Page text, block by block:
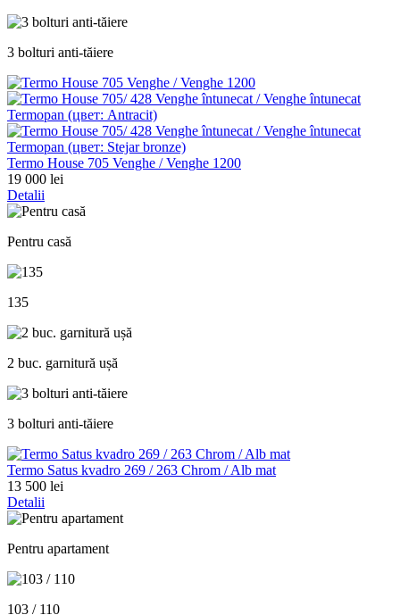
3 bolturi anti-tăiere
Termo House 705 Venghe / Venghe 1200
19 000 lei
Detalii
Pentru casă
135
2 buc. garnitură ușă
3 bolturi anti-tăiere
Termo Satus kvadro 269 / 263 Chrom / Alb mat
13 500 lei
Detalii
Pentru apartament
103 / 110